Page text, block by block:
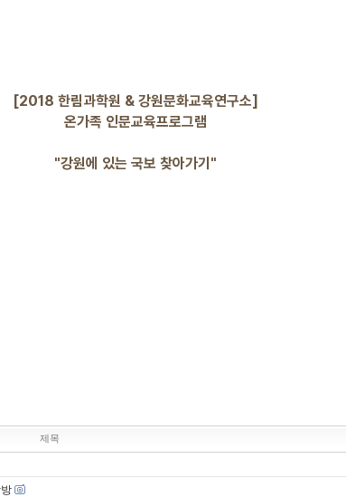
[2018 한림과학원 & 강원문화교육연구소]
온가족 인문교육프로그램
"강원에 있는 국보 찾아가기"
제목